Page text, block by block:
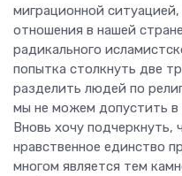
миграционной
отношения в нашей
радикального
попытка столкнуть две
разделить людей по
мы не можем допустить в
Вновь хочу подчеркнуть,
нравственное единство
многом является тем